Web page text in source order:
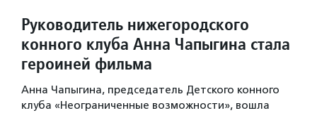
Руководитель нижегородского
конного клуба Анна Чапыгина стала
героиней фильма
Анна Чапыгина, председатель Детского конного
клуба «Неограниченные возможности», вошла